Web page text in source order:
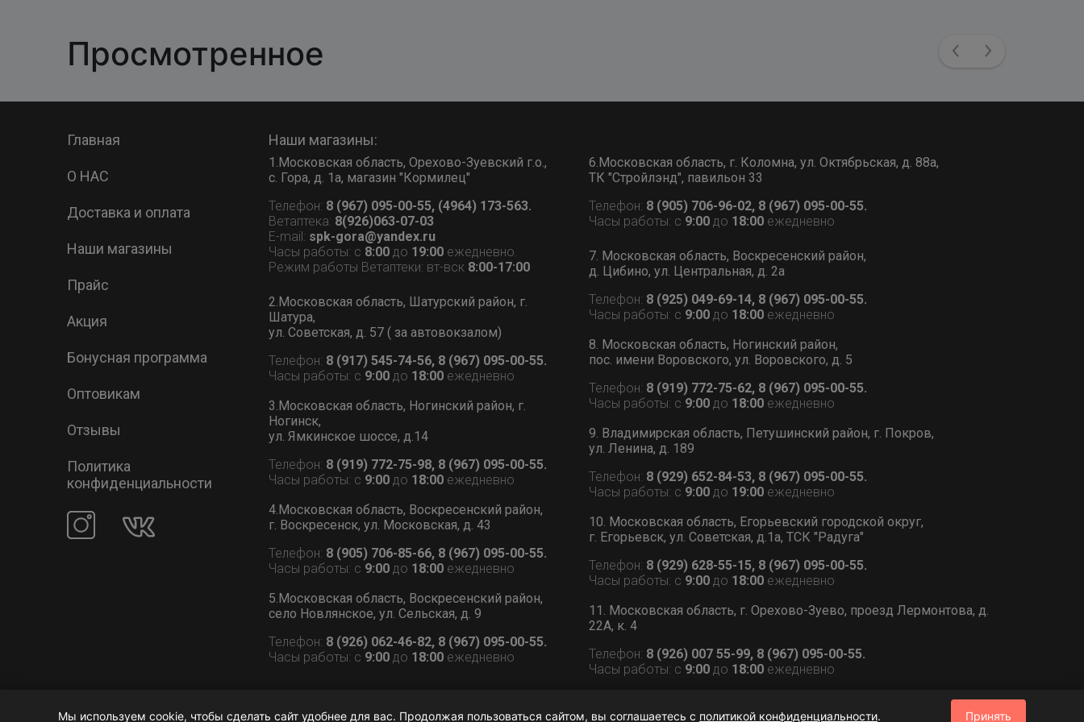
Просмотренное PreviousNext
Мы используем cookie, чтобы сделать сайт удобнее для вас. Продолжая пользоваться сайтом, вы соглашаетесь с политикой конфиденциальности. Принять
Главная
О НАС
Доставка и оплата
Наши магазины
Прайс
Акция
Бонусная программа
Оптовикам
Отзывы
Политика
конфиденциальности
Наши магазины:
1.Московская область, Орехово-Зуевский г.о.,
с. Гора, д. 1а, магазин "Кормилец"
Телефон: 8 (967) 095-00-55, (4964) 173-563.
Ветаптека: 8(926)063-07-03
E-mail: spk-gora@yandex.ru
Часы работы: с 8:00до 19:00ежедневно.
Режим работы Ветаптеки: вт-вск 8:00-17:00
2.Московская область, Шатурский район, г.
Шатура,
ул. Советская, д. 57 ( за автовокзалом)
Телефон: 8 (917) 545-74-56, 8 (967) 095-00-55.
Часы работы: с 9:00до 18:00ежедневно
3.Московская область, Ногинский район, г.
Ногинск,
ул. Ямкинское шоссе, д.14
Телефон: 8 (919) 772-75-98, 8 (967) 095-00-55.
Часы работы: с 9:00до 18:00ежедневно
4.Московская область, Воскресенский район,
г. Воскресенск, ул. Московская, д. 43
Телефон: 8 (905) 706-85-66, 8 (967) 095-00-55.
Часы работы: с 9:00до 18:00ежедневно
5.Московская область, Воскресенский район,
село Новлянское, ул. Сельская, д. 9
Телефон: 8 (926) 062-46-82, 8 (967) 095-00-55.
Часы работы: с 9:00до 18:00ежедневно
6.Московская область, г. Коломна, ул. Октябрьская, д. 88а,
ТК "Стройлэнд", павильон 33
Телефон: 8 (905) 706-96-02, 8 (967) 095-00-55.
Часы работы: с 9:00 до 18:00 ежедневно
7. Московская область, Воскресенский район,
д. Цибино, ул. Центральная, д. 2а
Телефон: 8 (925) 049-69-14, 8 (967) 095-00-55.
Часы работы: с 9:00 до 18:00 ежедневно
8. Московская область, Ногинский район,
пос. имени Воровского, ул. Воровского, д. 5
Телефон: 8 (919) 772-75-62, 8 (967) 095-00-55.
Часы работы: с 9:00 до 18:00 ежедневно
9. Владимирская область, Петушинский район, г. Покров,
ул. Ленина, д. 189
Телефон: 8 (929) 652-84-53, 8 (967) 095-00-55.
Часы работы: с 9:00 до 19:00 ежедневно
10. Московская область, Егорьевский городской округ,
г. Егорьевск, ул. Советская, д.1а, ТСК "Радуга"
Телефон: 8 (929) 628-55-15, 8 (967) 095-00-55.
Часы работы: с 9:00 до 18:00 ежедневно
11. Московская область, г. Орехово-Зуево, проезд Лермонтова, д.
22А, к. 4
Телефон: 8 (926) 007 55-99, 8 (967) 095-00-55.
Часы работы: с 9:00 до 18:00 ежедневно